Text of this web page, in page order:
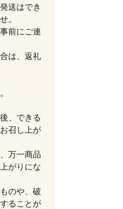
送はでき
。
前にご連
は、返礼
、できる
召し上が
万一商品
がりにな
のや、破
ることが